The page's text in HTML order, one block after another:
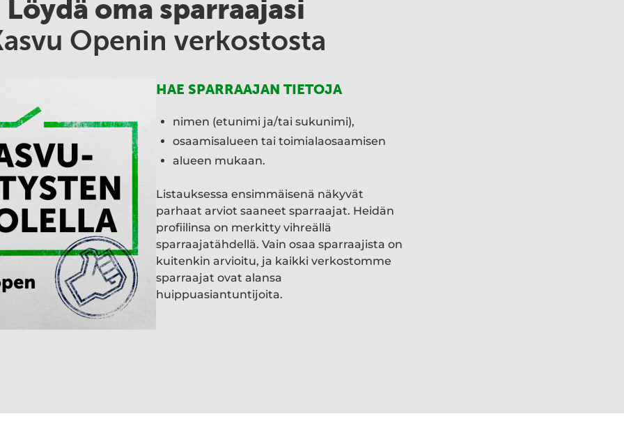
Löydä oma sparraajasi
Openin verkostosta
HAE SPARRAAJAN TIETOJA
nimen (etunimi ja/tai sukunimi),
osaamisalueen tai toimialaosaamisen
alueen mukaan.
Listauksessa ensimmäisenä näkyvät
parhaat arviot saaneet sparraajat. Heidän
profiilinsa on merkitty vihreällä
sparraajatähdellä. Vain osaa sparraajista on
kuitenkin arvioitu, ja kaikki verkostomme
sparraajat ovat alansa
huippuasiantuntijoita.